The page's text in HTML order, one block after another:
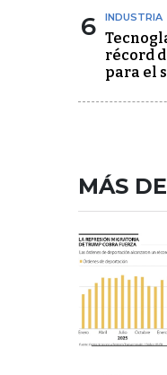
6 INDUSTRIA
récord
para el
MÁS